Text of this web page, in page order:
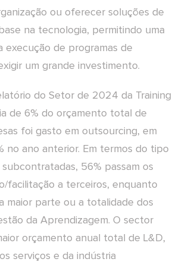
ou oferecer soluções de
na tecnologia, permitindo uma
execução de programas de
um grande investimento.
do Setor de 2024 da Training
de 6% do orçamento total de
foi gasto em outsourcing, em
no ano anterior. Em termos do tipo
56% passam os
facilitação a terceiros, enquanto
maior parte ou a totalidade dos
da Aprendizagem. O sector
orçamento anual total de L&D,
serviços e da indústria